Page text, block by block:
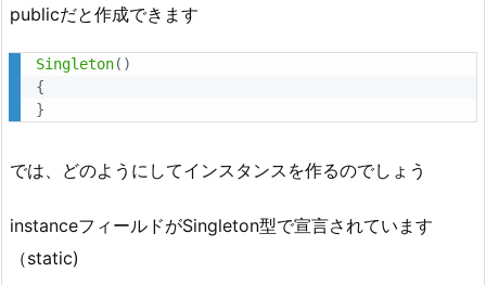
ス
図
2.
参
資
2.
1.
publicだと作成できます
Singleton( )
{
}
では、どのようにしてインスタンスを作るのでしょう
instanceフィールドがSingleton型で宣言されています
（static)